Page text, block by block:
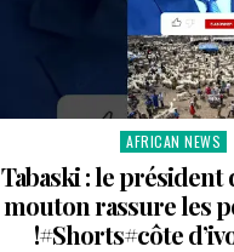
Posted
AFRICAN NEWS
Tabaski : le président
mouton rassure les
!#Shorts#côte